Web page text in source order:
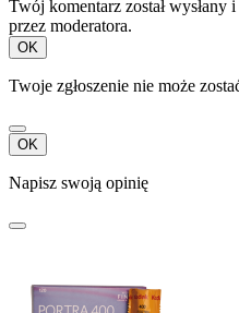
Twój komentarz został
przez moderatora.
OK
Twoje zgłoszenie nie może
OK
Napisz swoją opinię